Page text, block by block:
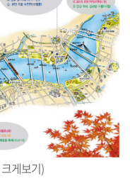
게보기)